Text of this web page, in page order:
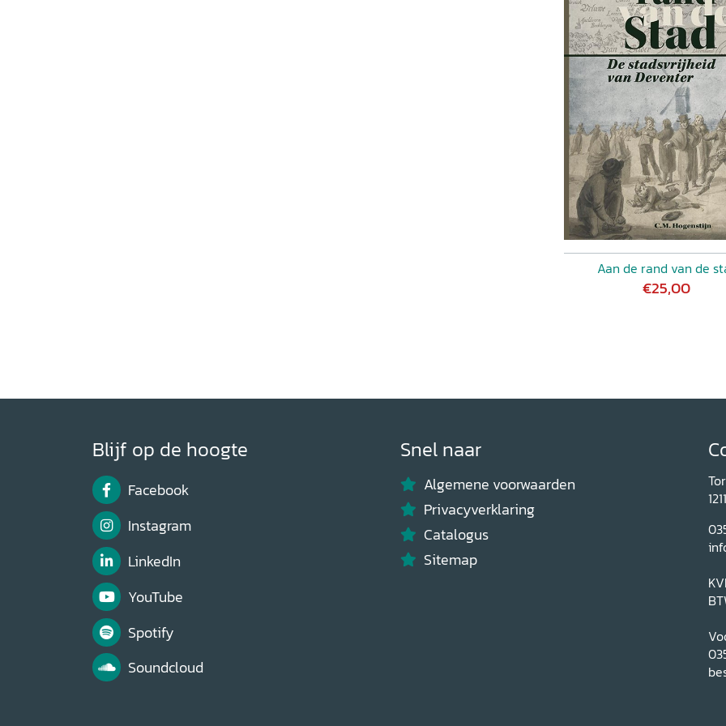
Aan de rand van de
€25,00
Blijf op de hoogte
Facebook
Instagram
LinkedIn
YouTube
Spotify
Soundcloud
Snel naar
Algemene voorwaarden
Privacyverklaring
Catalogus
Sitemap